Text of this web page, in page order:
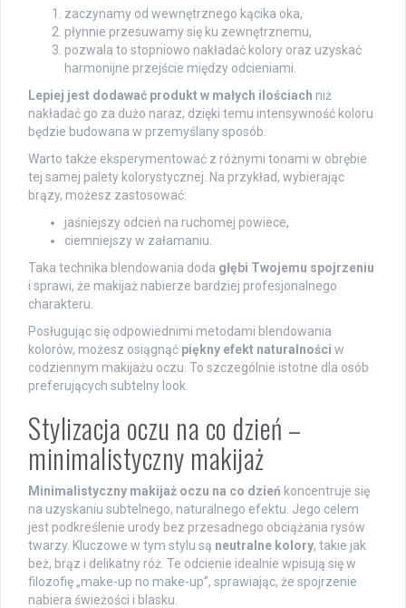
zaczynamy od wewnętrznego kącika oka,
płynnie przesuwamy się ku zewnętrznemu,
pozwala to stopniowo nakładać kolory oraz uzyskać
harmonijne przejście między odcieniami.
Lepiej jest dodawać produkt w małych ilościach niż
nakładać go za dużo naraz; dzięki temu intensywność koloru
będzie budowana w przemyślany sposób.
Warto także eksperymentować z różnymi tonami w obrębie
tej samej palety kolorystycznej. Na przykład, wybierając
brązy, możesz zastosować:
jaśniejszy odcień na ruchomej powiece,
ciemniejszy w załamaniu.
Taka technika blendowania doda głębi Twojemu spojrzeniu
i sprawi, że makijaż nabierze bardziej profesjonalnego
charakteru.
Posługując się odpowiednimi metodami blendowania
kolorów, możesz osiągnąć piękny efekt naturalności w
codziennym makijażu oczu. To szczególnie istotne dla osób
preferujących subtelny look.
Stylizacja oczu na co dzień –
minimalistyczny makijaż
Minimalistyczny makijaż oczu na co dzień koncentruje się
na uzyskaniu subtelnego, naturalnego efektu. Jego celem
jest podkreślenie urody bez przesadnego obciążania rysów
twarzy. Kluczowe w tym stylu są neutralne kolory, takie jak
beż, brąz i delikatny róż. Te odcienie idealnie wpisują się w
filozofię „make-up no make-up”, sprawiając, że spojrzenie
nabiera świeżości i blasku.